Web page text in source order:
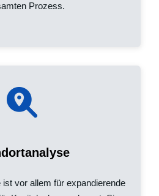
Prozess.
vor allem für expandierende